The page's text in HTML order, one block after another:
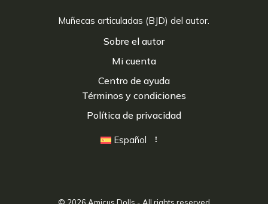
Sobre el autor
Mi cuenta
Centro de ayuda
Muñecas articuladas (BJD) del autor.
Términos y condiciones
Política de privacidad
Español